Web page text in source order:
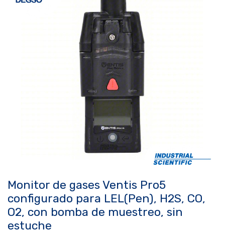
Monitor de gases Ventis Pro5
configurado para LEL(Pen), H2S, CO,
O2, con bomba de muestreo, sin
estuche